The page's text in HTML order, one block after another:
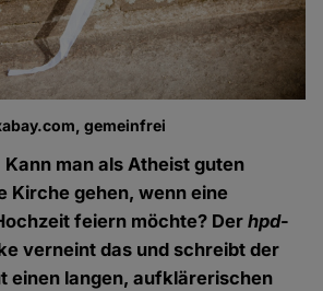
gemeinfrei
Kann man als Atheist guten
Kirche gehen, wenn eine
feiern möchte? Derhpd-
verneint das und schreibt der
einen langen, aufklärerischen